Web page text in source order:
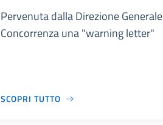
Pervenuta dalla Direzione Generale
Concorrenza una "warning letter"
SCOPRI TUTTO